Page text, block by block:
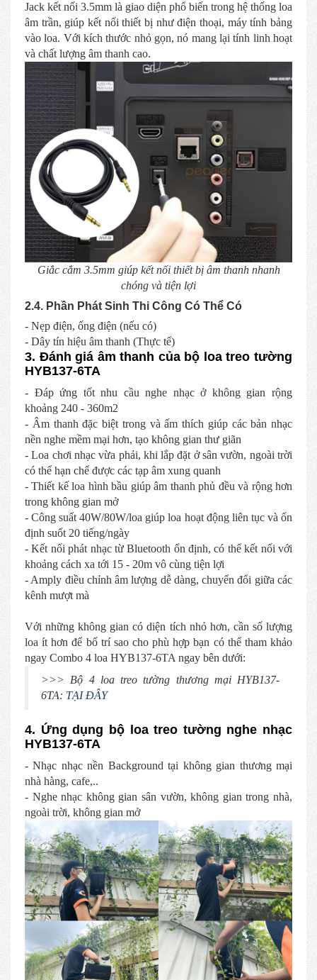
Jack kết nối 3.5mm là giao diện phổ biến trong hệ thống loa
âm trần, giúp kết nối thiết bị như điện thoại, máy tính bảng
vào loa. Với kích thước nhỏ gọn, nó mang lại tính linh hoạt
và chất lượng âm thanh cao.
Giắc cắm 3.5mm giúp kết nối thiết bị âm thanh nhanh
chóng và tiện lợi
2.4. Phần Phát Sinh Thi Công Có Thể Có
- Nẹp điện, ống điện (nếu có)
- Dây tín hiệu âm thanh (Thực tế)
3. Đánh giá âm thanh của bộ loa treo tường
HYB137-6TA
- Đáp ứng tốt nhu cầu nghe nhạc ở không gian rộng
khoảng 240 - 360m2
- Âm thanh đặc biệt trong và ấm thích giúp các bản nhạc
nền nghe mềm mại hơn, tạo không gian thư giãn
- Loa chơi nhạc vừa phải, khi lắp đặt ở sân vườn, ngoài trời
có thể hạn chế được các tạp âm xung quanh
- Thiết kế loa hình bầu giúp âm thanh phủ đều và rộng hơn
trong không gian mở
- Công suất 40W/80W/loa giúp loa hoạt động liên tục và ổn
định suốt 20 tiếng/ngày
- Kết nối phát nhạc từ Bluetooth ổn định, có thể kết nối với
khoảng cách xa tới 15 - 20m vô cùng tiện lợi
- Amply điều chỉnh âm lượng dễ dàng, chuyển đổi giữa các
kênh mượt mà
Với những không gian có diện tích nhỏ hơn, cần số lượng
loa ít hơn để bố trí sao cho phù hợp bạn có thể tham khảo
ngay Combo 4 loa HYB137-6TA ngay bên dưới:
>>> Bộ 4 loa treo tường thương mại HYB137-
6TA: TẠI ĐÂY
4. Ứng dụng bộ loa treo tường nghe nhạc
HYB137-6TA
- Nhạc nhạc nền Background tại không gian thương mại
nhà hàng, cafe,..
- Nghe nhạc không gian sân vườn, không gian trong nhà,
ngoài trời, không gian mở